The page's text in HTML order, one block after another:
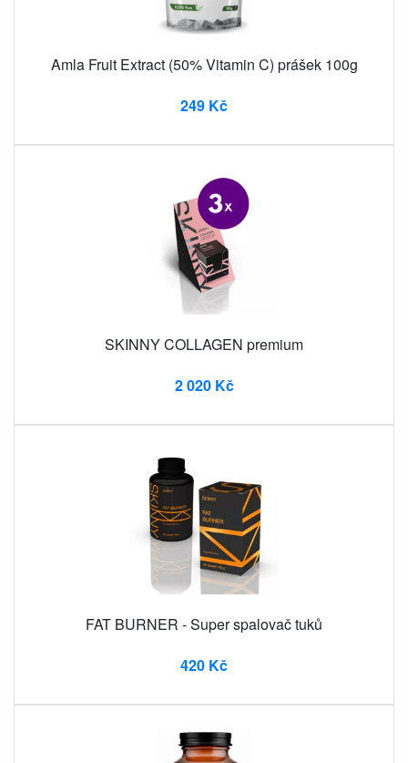
Amla Fruit Extract (50% Vitamin C) prášek 100g
249 Kč
SKINNY COLLAGEN premium
2 020 Kč
FAT BURNER - Super spalovač tuků
420 Kč